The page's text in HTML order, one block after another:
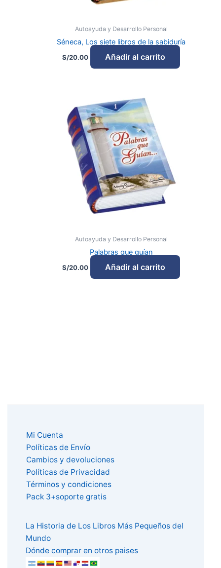
Autoayuda y Desarrollo Personal
Séneca, Los siete libros de la sabiduría
S/20.00 Añadir al carrito
Autoayuda y Desarrollo Personal
Palabras que guían
S/20.00 Añadir al carrito
Mi Cuenta
Políticas de Envío
Cambios y devoluciones
Políticas de Privacidad
Términos y condiciones
Pack 3+soporte gratis
La Historia de Los Libros Más Pequeños del
Mundo
Dónde comprar en otros paises